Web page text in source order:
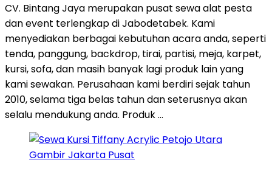
CV. Bintang Jaya merupakan pusat sewa alat pesta
dan event terlengkap di Jabodetabek. Kami
menyediakan berbagai kebutuhan acara anda, seperti
tenda, panggung, backdrop, tirai, partisi, meja, karpet,
kursi, sofa, dan masih banyak lagi produk lain yang
kami sewakan. Perusahaan kami berdiri sejak tahun
2010, selama tiga belas tahun dan seterusnya akan
selalu mendukung anda. Produk …